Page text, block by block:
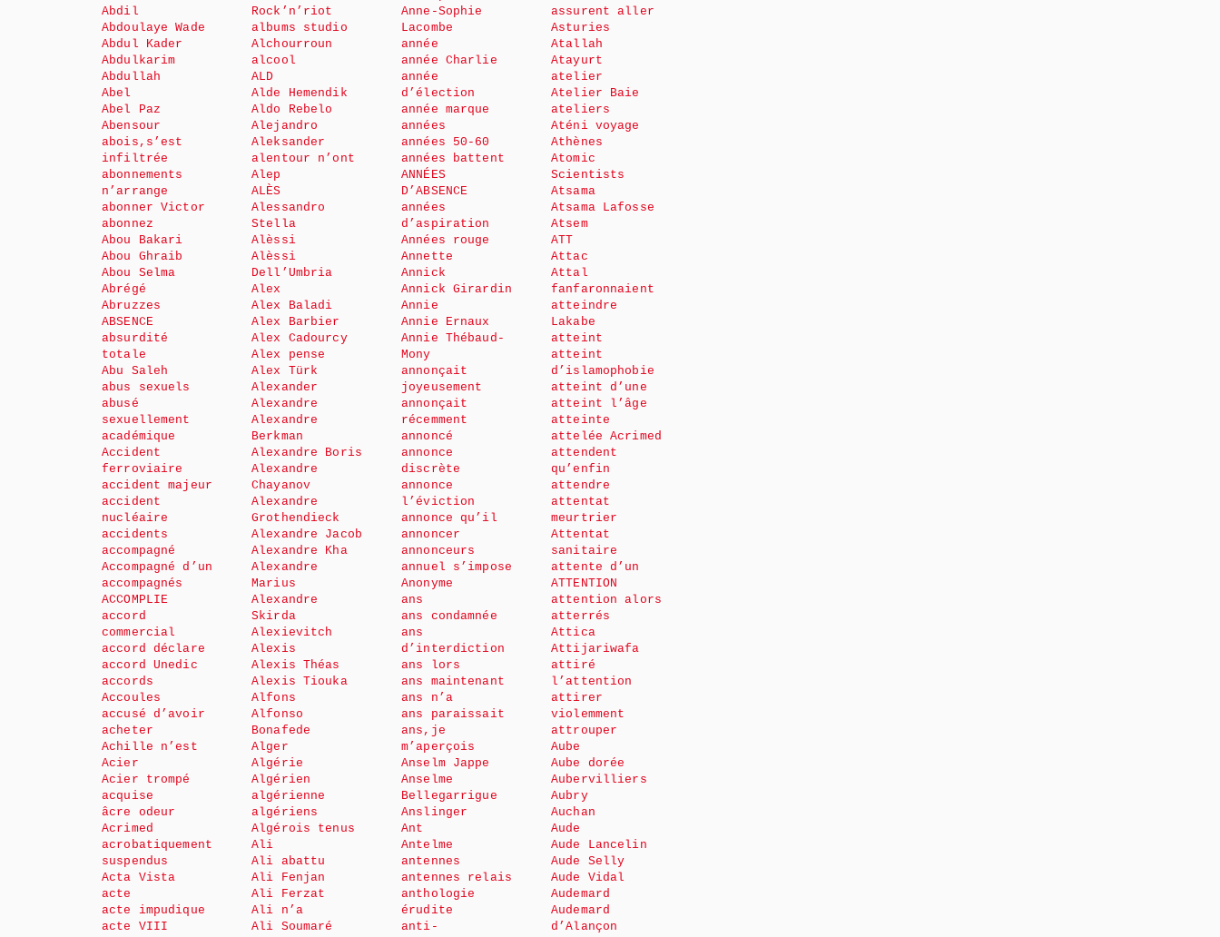
Abdil
Abdoulaye Wade
Abdul Kader
Abdulkarim
Abdullah
Abel
Abel Paz
Abensour
abois,s’est
infiltrée
abonnements
n’arrange
abonner Victor
abonnez
Abou Bakari
Abou Ghraib
Abou Selma
Abrégé
Abruzzes
ABSENCE
absurdité
totale
Abu Saleh
abus sexuels
abusé
sexuellement
académique
Accident
ferroviaire
accident majeur
accident
nucléaire
accidents
accompagné
Accompagné d’un
accompagnés
ACCOMPLIE
accord
commercial
accord déclare
accord Unedic
accords
Accoules
accusé d’avoir
acheter
Achille n’est
Acier
Acier trompé
acquise
âcre odeur
Acrimed
acrobatiquement
suspendus
Acta Vista
acte
acte impudique
acte VIII
Rock’n’riot
albums studio
Alchourroun
alcool
ALD
Alde Hemendik
Aldo Rebelo
Alejandro
Aleksander
alentour n’ont
Alep
ALÈS
Alessandro
Stella
Alèssi
Alèssi
Dell’Umbria
Alex
Alex Baladi
Alex Barbier
Alex Cadourcy
Alex pense
Alex Türk
Alexander
Alexandre
Alexandre
Berkman
Alexandre Boris
Alexandre
Chayanov
Alexandre
Grothendieck
Alexandre Jacob
Alexandre Kha
Alexandre
Marius
Alexandre
Skirda
Alexievitch
Alexis
Alexis Théas
Alexis Tiouka
Alfons
Alfonso
Bonafede
Alger
Algérie
Algérien
algérienne
algériens
Algérois tenus
Ali
Ali abattu
Ali Fenjan
Ali Ferzat
Ali n’a
Ali Soumaré
Anne-Sophie
Lacombe
année
année Charlie
année
d’élection
année marque
années
années 50-60
années battent
ANNÉES
D’ABSENCE
années
d’aspiration
Années rouge
Annette
Annick
Annick Girardin
Annie
Annie Ernaux
Annie Thébaud-
Mony
annonçait
joyeusement
annonçait
récemment
annoncé
annonce
discrète
annonce
l’éviction
annonce qu’il
annoncer
annonceurs
annuel s’impose
Anonyme
ans
ans condamnée
ans
d’interdiction
ans lors
ans maintenant
ans n’a
ans paraissait
ans,je
m’aperçois
Anselm Jappe
Anselme
Bellegarrigue
Anslinger
Ant
Antelme
antennes
antennes relais
anthologie
érudite
anti-
assurent aller
Asturies
Atallah
Atayurt
atelier
Atelier Baie
ateliers
Aténi voyage
Athènes
Atomic
Scientists
Atsama
Atsama Lafosse
Atsem
ATT
Attac
Attal
fanfaronnaient
atteindre
Lakabe
atteint
atteint
d’islamophobie
atteint d’une
atteint l’âge
atteinte
attelée Acrimed
attendent
qu’enfin
attendre
attentat
meurtrier
Attentat
sanitaire
attente d’un
ATTENTION
attention alors
atterrés
Attica
Attijariwafa
attiré
l’attention
attirer
violemment
attrouper
Aube
Aube dorée
Aubervilliers
Aubry
Auchan
Aude
Aude Lancelin
Aude Selly
Aude Vidal
Audemard
Audemard
d’Alançon